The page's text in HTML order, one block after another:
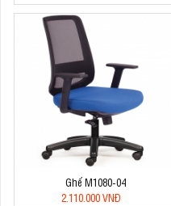
Ghế M1080-04
2.110.000 VNĐ